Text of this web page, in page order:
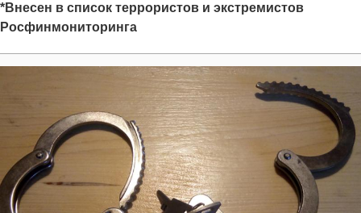
*Внесен в список террористов и экстремистов
Росфинмониторинга